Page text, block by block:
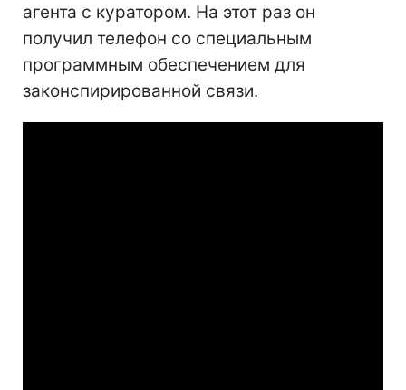
агента с куратором. На этот раз он
получил телефон со специальным
программным обеспечением для
законспирированной связи.